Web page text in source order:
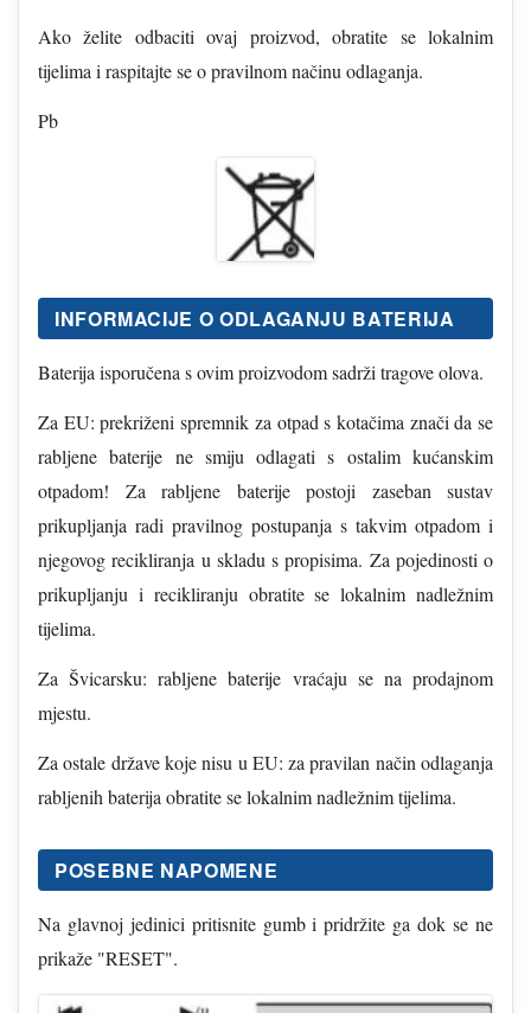
Ako želite odbaciti ovaj proizvod, obratite se lokalnim
tijelima i raspitajte se o pravilnom načinu odlaganja.
Pb
INFORMACIJE O ODLAGANJU BATERIJA
Baterija isporučena s ovim proizvodom sadrži tragove olova.
Za EU: prekriženi spremnik za otpad s kotačima znači da se
rabljene baterije ne smiju odlagati s ostalim kućanskim
otpadom! Za rabljene baterije postoji zaseban sustav
prikupljanja radi pravilnog postupanja s takvim otpadom i
njegovog recikliranja u skladu s propisima. Za pojedinosti o
prikupljanju i recikliranju obratite se lokalnim nadležnim
tijelima.
Za Švicarsku: rabljene baterije vraćaju se na prodajnom
mjestu.
Za ostale države koje nisu u EU: za pravilan način odlaganja
rabljenih baterija obratite se lokalnim nadležnim tijelima.
POSEBNE NAPOMENE
Na glavnoj jedinici pritisnite gumb i pridržite ga dok se ne
prikaže "RESET".